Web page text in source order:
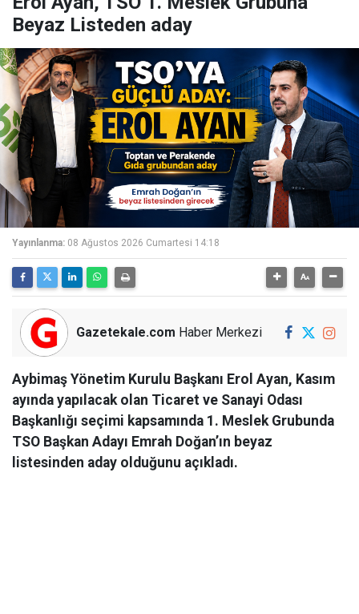
Beyaz Listeden aday
Yayınlanma: 08 Ağustos 2026 Cumartesi 14:18
Gazetekale.com Haber Merkezi
Aybimaş Yönetim Kurulu Başkanı Erol Ayan, Kasım
ayında yapılacak olan Ticaret ve Sanayi Odası
Başkanlığı seçimi kapsamında 1. Meslek Grubunda
TSO Başkan Adayı Emrah Doğan’ın beyaz
listesinden aday olduğunu açıkladı.